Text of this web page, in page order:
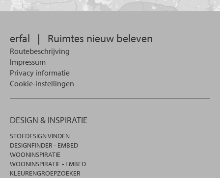
zoeken.
erfal | Ruimtes nieuw beleven
Routebeschrijving
Impressum
Privacy informatie
Cookie-instellingen
DESIGN & INSPIRATIE
STOFDESIGN VINDEN
DESIGNFINDER - EMBED
WOONINSPIRATIE
WOONINSPIRATIE - EMBED
KLEURENGROEPZOEKER